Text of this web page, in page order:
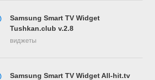
Samsung Smart TV Widget
Tushkan.club v.2.8
виджеты
Samsung Smart TV Widget All-hit.tv